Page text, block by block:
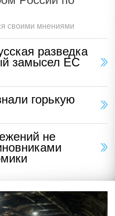
своими мнениями
разведка
замысел ЕС
горькую
не